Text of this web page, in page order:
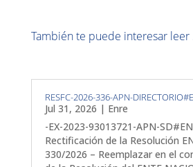
También te puede interesar leer
RESFC-2026-336-APN-
Jul 31, 2026 | Enre
-EX-2023-93013721-APN-
Rectificación de la Resolución
330/2026 – Reemplazar en el